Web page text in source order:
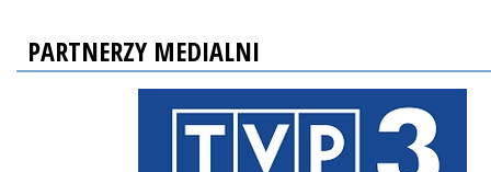
PARTNERZY MEDIALNI